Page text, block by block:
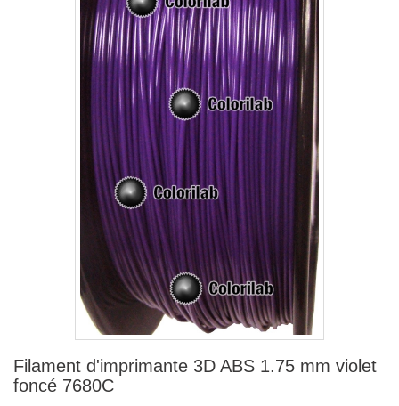
Filament d'imprimante 3D ABS 1.75 mm violet
foncé 7680C